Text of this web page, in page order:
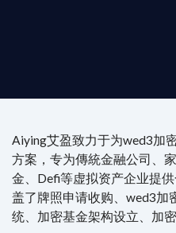
Aiying艾盈致力于为wed3加
方案，专为傳統金融公司、
金、Defi等虚拟资产企业提
盖了牌照申请收购、wed3加
统、加密基金架构设立、加